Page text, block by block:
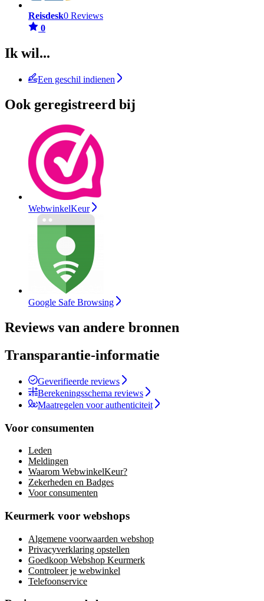
Reisdesk0 Reviews
0
Ik wil...
Een geschil indienen
Ook geregistreerd bij
WebwinkelKeur
Google Safe Browsing
Reviews van andere bronnen
Transparantie-informatie
Geverifieerde reviews
Berekeningsschema reviews
Maatregelen voor authenticiteit
Voor consumenten
Leden
Meldingen
Waarom WebwinkelKeur?
Zekerheden en Badges
Voor consumenten
Keurmerk voor webshops
Algemene voorwaarden webshop
Privacyverklaring opstellen
Goedkoop Webshop Keurmerk
Controleer je webwinkel
Telefoonservice